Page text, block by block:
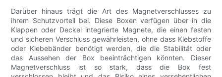
Darüber hinaus trägt die Art des Magnetverschlusses zu
ihrem Schutzvorteil bei. Diese Boxen verfügen über in die
Klappen oder Deckel integrierte Magnete, die einen festen
und sicheren Verschluss gewährleisten, ohne dass Klebstoffe
oder Klebebänder benötigt werden, die die Stabilität oder
das Aussehen der Box beeinträchtigen könnten. Dieser
Magnetverschluss ist so stark, dass die Box fest